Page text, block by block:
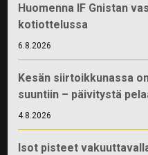
Huomenna IF Gnistan
kotiottelussa
6.8.2026
Kesän siirtoikkunassa
suuntiin – päivitystä
4.8.2026
Isot pisteet